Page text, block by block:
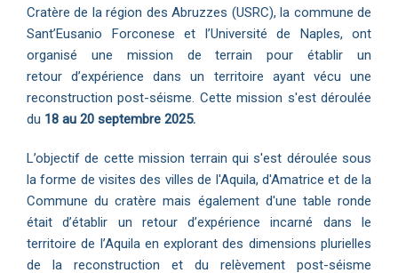
Cratère de la région des Abruzzes (USRC), la commune de
Sant’Eusanio Forconese et l’Université de Naples, ont
organisé une mission de terrain pour établir un
retour d’expérience dans un territoire ayant vécu une
reconstruction post-séisme. Cette mission s'est déroulée
du 18 au 20 septembre 2025.
L’objectif de cette mission terrain qui s'est déroulée sous
la forme de visites des villes de l'Aquila, d'Amatrice et de la
Commune du cratère mais également d'une table ronde
était d’établir un retour d’expérience incarné dans le
territoire de l’Aquila en explorant des dimensions plurielles
de la reconstruction et du relèvement post-séisme